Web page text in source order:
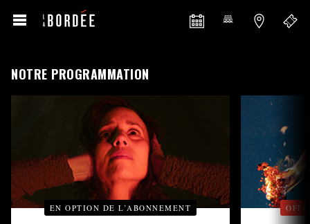
NOTRE PROGRAMMATION
EN OPTION DE L’ABONNEMENT